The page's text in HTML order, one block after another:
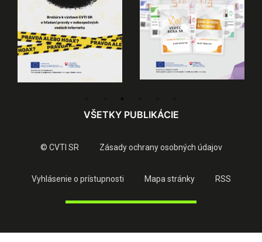
VŠETKY PUBLIKÁCIE
© CVTI SR Zásady ochrany osobných údajov
Vyhlásenie o prístupnosti Mapa stránky RSS